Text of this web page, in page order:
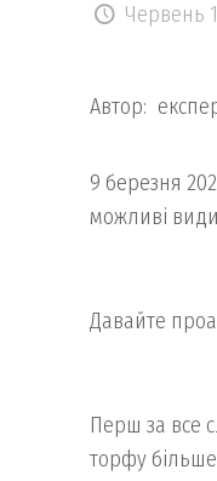
Червень
Автор:
9 березня
можливі
Давайте
Перш за все
торфу